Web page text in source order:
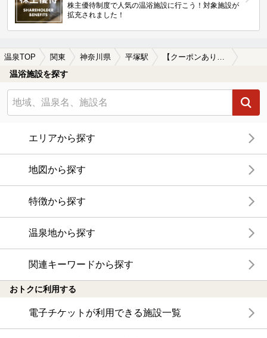
株主優待制度で人気の温浴施設に行こう！対象施設が
拡充されました！
温泉TOP 関東 神奈川県 平塚駅
温浴施設を探す
エリアから探す
地図から探す
特徴から探す
温泉地から探す
関連キーワードから探す
おトクに利用する
電子チケットが利用できる施設一覧